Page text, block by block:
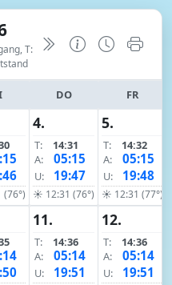
T:
DO FR
4.
T:
14:31
A:
05:15
U: 19:47
☀ 12:31 (76°)
5.
T:
14:32
A:
05:15
U: 19:48
☀ 12:31 (77°)
11.
T:
14:36
A:
05:14
U: 19:51
12.
T:
14:36
A:
05:14
U: 19:51